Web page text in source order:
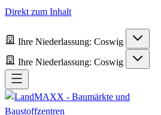
Direkt zum Inhalt
Ihre Niederlassung: Coswig
Ihre Niederlassung: Coswig